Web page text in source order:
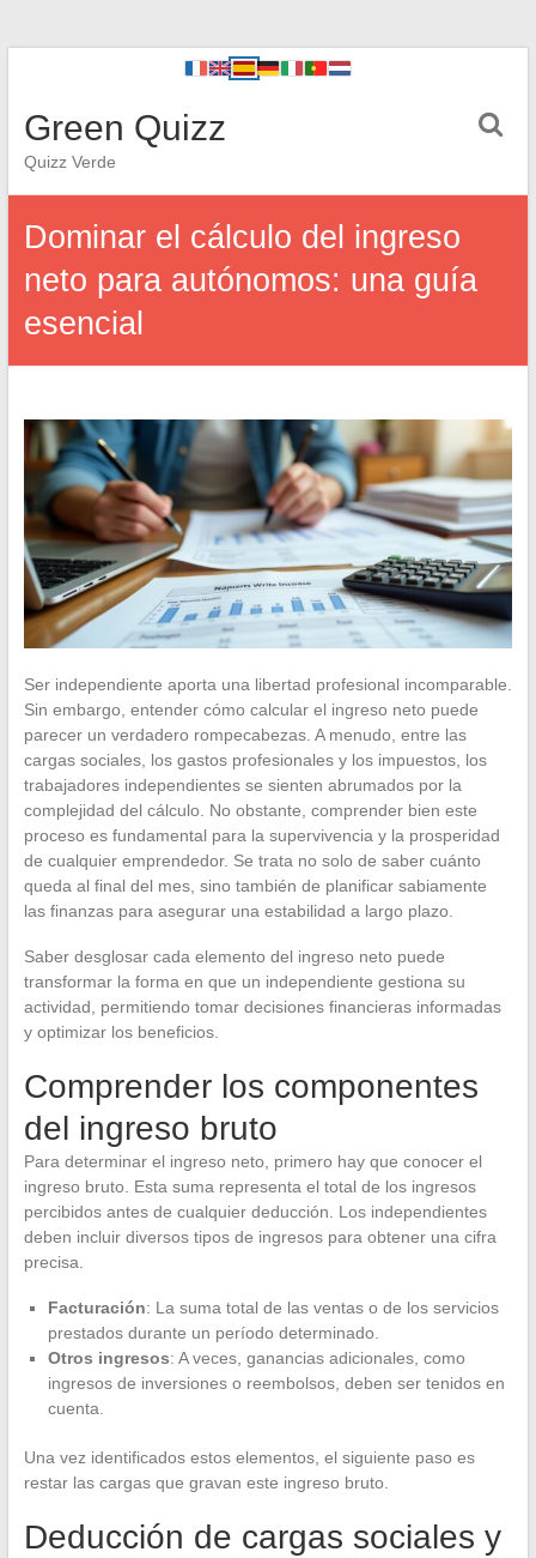
Green Quizz
Quizz Verde
Dominar el cálculo del ingreso
neto para autónomos: una guía
esencial
Ser independiente aporta una libertad profesional incomparable.
Sin embargo, entender cómo calcular el ingreso neto puede
parecer un verdadero rompecabezas. A menudo, entre las
cargas sociales, los gastos profesionales y los impuestos, los
trabajadores independientes se sienten abrumados por la
complejidad del cálculo. No obstante, comprender bien este
proceso es fundamental para la supervivencia y la prosperidad
de cualquier emprendedor. Se trata no solo de saber cuánto
queda al final del mes, sino también de planificar sabiamente
las finanzas para asegurar una estabilidad a largo plazo.
Saber desglosar cada elemento del ingreso neto puede
transformar la forma en que un independiente gestiona su
actividad, permitiendo tomar decisiones financieras informadas
y optimizar los beneficios.
Comprender los componentes
del ingreso bruto
Para determinar el ingreso neto, primero hay que conocer el
ingreso bruto. Esta suma representa el total de los ingresos
percibidos antes de cualquier deducción. Los independientes
deben incluir diversos tipos de ingresos para obtener una cifra
precisa.
Facturación: La suma total de las ventas o de los servicios
prestados durante un período determinado.
Otros ingresos: A veces, ganancias adicionales, como
ingresos de inversiones o reembolsos, deben ser tenidos en
cuenta.
Una vez identificados estos elementos, el siguiente paso es
restar las cargas que gravan este ingreso bruto.
Deducción de cargas sociales y